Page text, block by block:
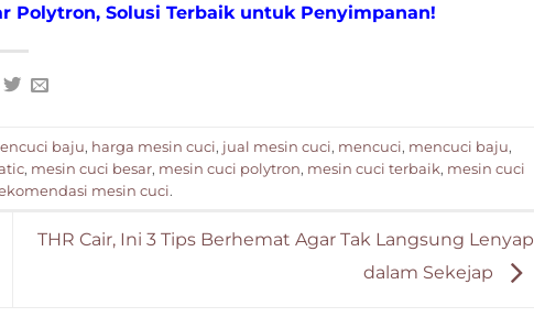
Polytron, Solusi Terbaik untuk Penyimpanan!
baju, harga mesin cuci, jual mesin cuci, mencuci, mencuci baju,
, mesin cuci besar, mesin cuci polytron, mesin cuci terbaik, mesin cuci
mesin cuci.
THR Cair, Ini 3 Tips Berhemat Agar Tak Langsung Lenyap
dalam Sekejap